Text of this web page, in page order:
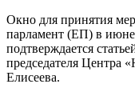
Окно для принятия
парламент (ЕП) в июне
подтверждается
председателя Центра
Елисеева.